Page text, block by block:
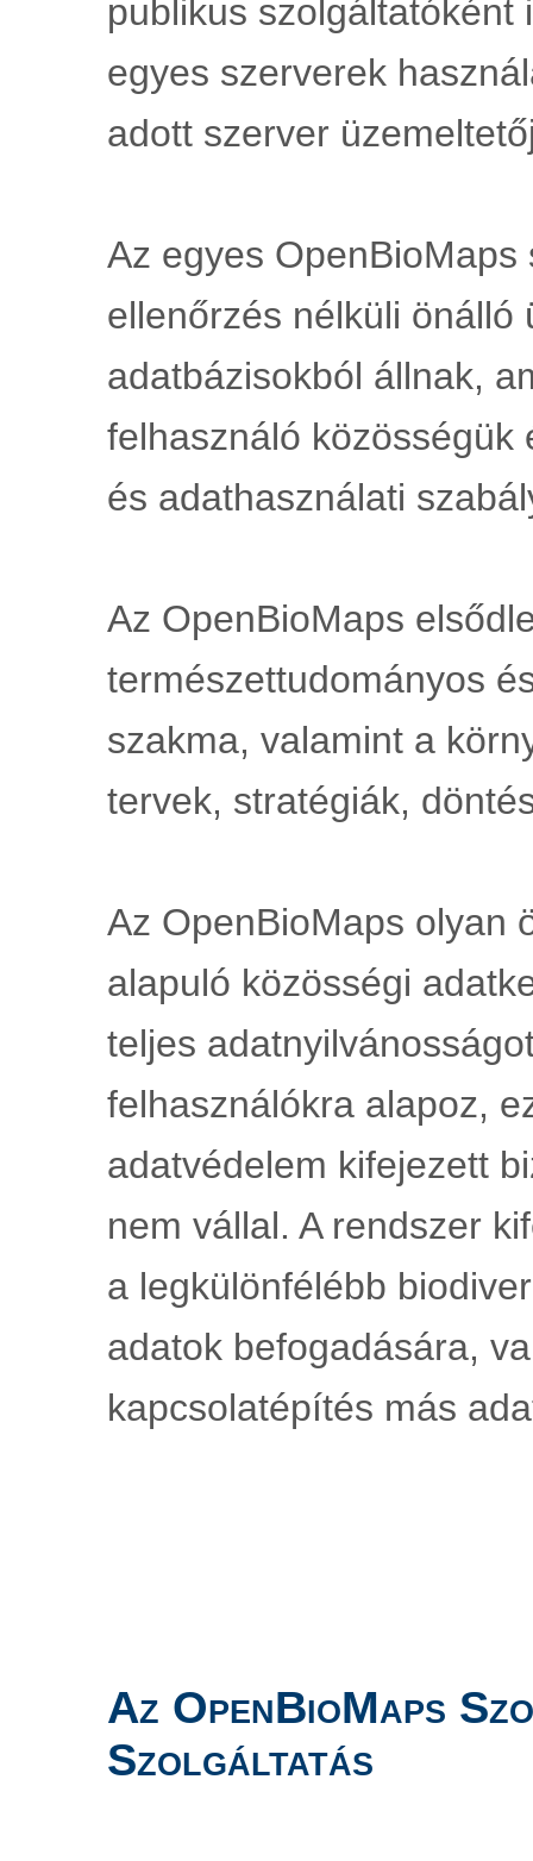
publikus szolgáltatóként
egyes szerverek
adott szerver
Az egyes
ellenőrzés nélküli önálló
adatbázisokból állnak,
felhasználó közösségük
és adathasználati
Az OpenBioMaps
természettudományos
szakma, valamint a
tervek, stratégiák,
Az OpenBioMaps olyan
alapuló közösségi
teljes
felhasználókra alapoz,
adatvédelem kifejezett
nem vállal. A rendszer
a legkülönfélébb
adatok befogadására,
kapcsolatépítés más
Az OpenBioMaps
Szolgáltatás